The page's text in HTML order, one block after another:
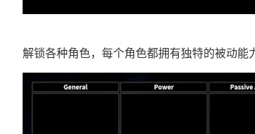
解锁各种角色，每个角色都拥有独特的被动能